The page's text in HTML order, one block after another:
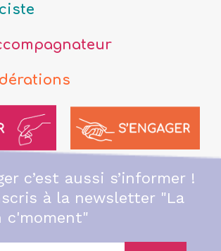
c’est aussi s’informer !
à la newsletter "La
c'moment"